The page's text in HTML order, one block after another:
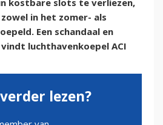
kostbare slots te verliezen,
in het zomer- als
Een schandaal en
luchthavenkoepel ACI
lezen?